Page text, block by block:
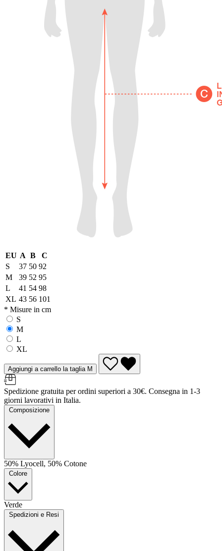
EU A B
C
S
37 50 92
M
39 52 95
L
41 54 98
XL 43 56 101
* Misure in cm
S
M
L
XL
Aggiungi a carrello la taglia M
Spedizione gratuita per ordini superiori a 30€. Consegna in 1-3
giorni lavorativi in Italia.
Composizione
50% Lyocell, 50% Cotone
Colore
Verde
Spedizioni e Resi